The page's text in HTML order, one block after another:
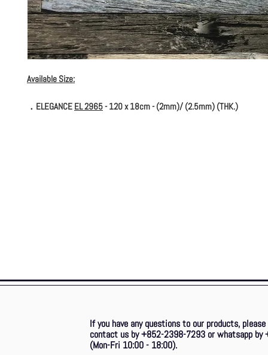
Available Size:
．ELEGANCE EL 2965- 120 x 18cm - (2mm)/ (2.5mm) (THK.)
If you have any questions to our products,
contact us by +852-2398-7293 or whatsapp by
(Mon-Fri 10:00 - 18:00).